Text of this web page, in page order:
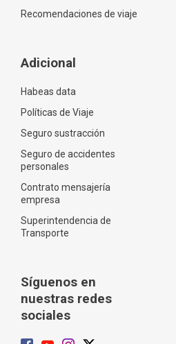
Recomendaciones de viaje
Adicional
Habeas data
Políticas de Viaje
Seguro sustracción
Seguro de accidentes
personales
Contrato mensajería
empresa
Superintendencia de
Transporte
Síguenos en
nuestras redes
sociales